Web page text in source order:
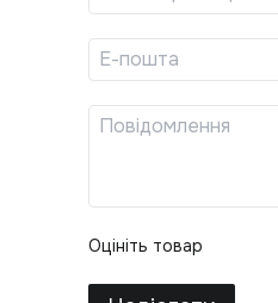
Оцініть товар